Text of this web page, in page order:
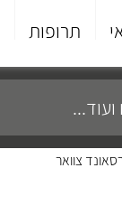
תרופות
צוואר